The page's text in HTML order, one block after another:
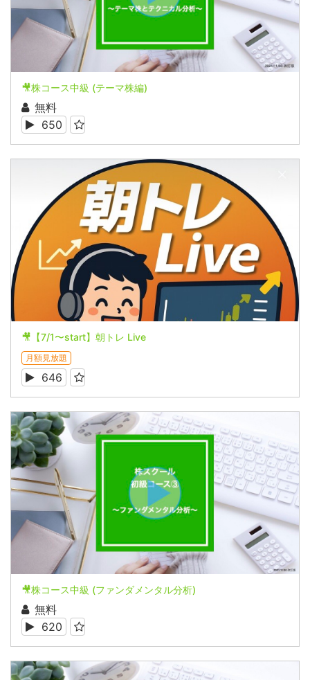
🎥株コース中級 (テーマ株編)
無料
650
🎥【7/1〜start】朝トレ Live
月額見放題
646
🎥株コース中級 (ファンダメンタル分析)
無料
620